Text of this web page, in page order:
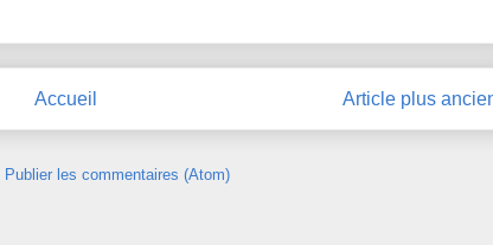
Article plus
Accueil
Publier les commentaires (Atom)